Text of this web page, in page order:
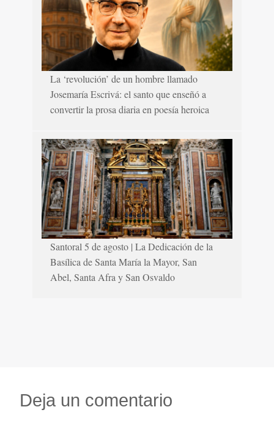
La ‘revolución’ de un hombre llamado
Josemaría Escrivá: el santo que enseñó a
convertir la prosa diaria en poesía heroica
Santoral 5 de agosto | La Dedicación de la
Basílica de Santa María la Mayor, San
Abel, Santa Afra y San Osvaldo
Deja un comentario